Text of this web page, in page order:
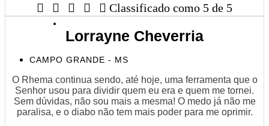
     Classificado como 5 de 5
Lorrayne Cheverria
CAMPO GRANDE - MS
O Rhema continua sendo, até hoje, uma ferramenta que o
Senhor usou para dividir quem eu era e quem me tornei.
Sem dúvidas, não sou mais a mesma! O medo já não me
paralisa, e o diabo não tem mais poder para me oprimir.